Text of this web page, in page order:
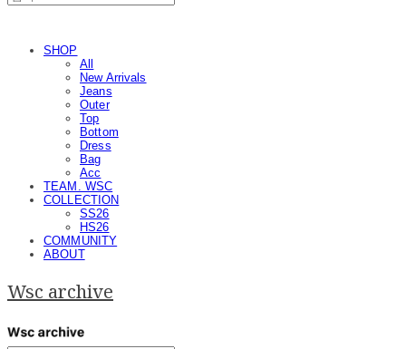
SHOP
All
New Arrivals
Jeans
Outer
Top
Bottom
Dress
Bag
Acc
TEAM. WSC
COLLECTION
SS26
HS26
COMMUNITY
ABOUT
Wsc archive